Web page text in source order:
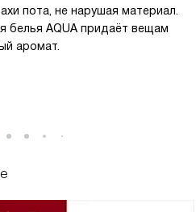
пота, не нарушая материал.
белья AQUA придаёт вещам
аромат.